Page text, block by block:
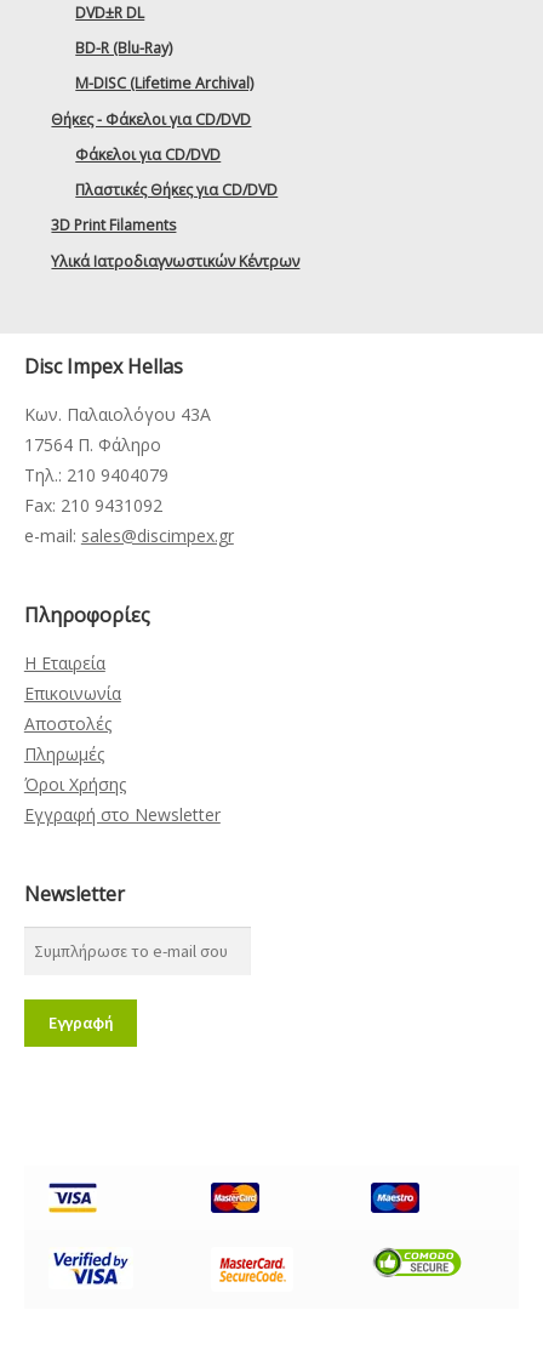
DVD±R DL
BD-R (Blu-Ray)
M-DISC (Lifetime Archival)
Θήκες - Φάκελοι για CD/DVD
Φάκελοι για CD/DVD
Πλαστικές Θήκες για CD/DVD
3D Print Filaments
Υλικά Ιατροδιαγνωστικών Κέντρων
Disc Impex Hellas
Κων. Παλαιολόγου 43Α
17564 Π. Φάληρο
Τηλ.: 210 9404079
Fax: 210 9431092
e-mail: sales@discimpex.gr
Πληροφορίες
Η Εταιρεία
Επικοινωνία
Αποστολές
Πληρωμές
Όροι Χρήσης
Εγγραφή στο Newsletter
Newsletter